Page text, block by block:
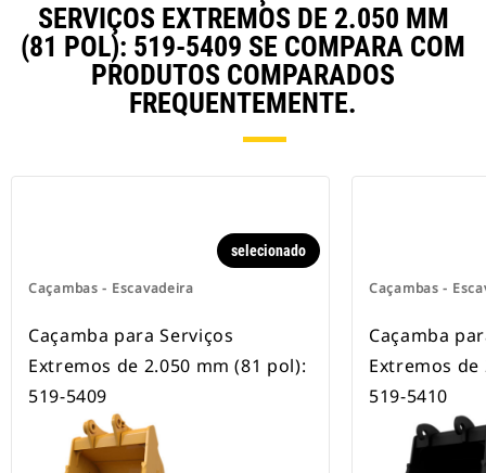
SERVIÇOS EXTREMOS DE 2.050 MM
(81 POL): 519-5409 SE COMPARA COM
PRODUTOS COMPARADOS
FREQUENTEMENTE.
Caçambas - Escavadeira
selecionado
Caçamba para Serviços
Extremos de 2.050 mm (81 pol):
519-5409
Caçambas -
Caçamba
Extremos de
519-5410